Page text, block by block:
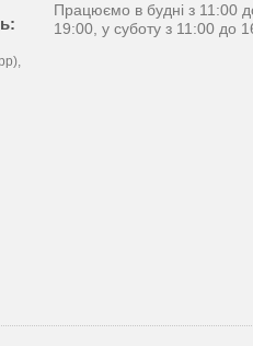
Працюємо в будні з 11:00
19:00, у суботу з 11:00 до